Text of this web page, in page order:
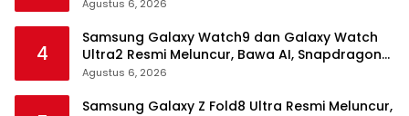
Agustus 6, 2026
4
Samsung Galaxy Watch9 dan Galaxy Watch
Ultra2 Resmi Meluncur, Bawa AI, Snapdragon
Wear Elite, dan Fitur Kesehatan Baru
Agustus 6, 2026
Samsung Galaxy Z Fold8 Ultra Resmi Meluncur,